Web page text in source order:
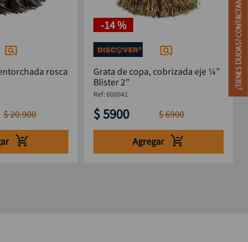
rosca
$20.900
-14 %
Grata de copa, cobrizada eje ¼”
Blister 2"
:600041
$5900 $6900
Agregar